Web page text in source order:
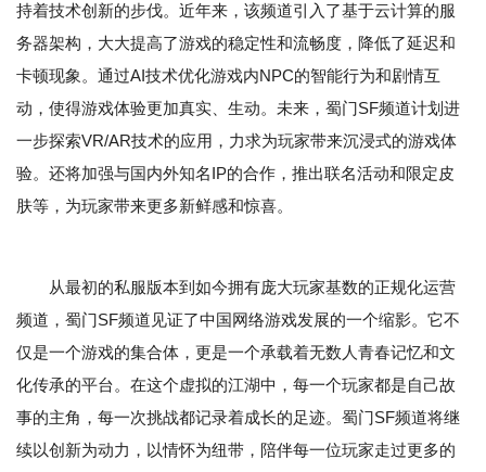
持着技术创新的步伐。近年来，该频道引入了基于云计算的服
务器架构，大大提高了游戏的稳定性和流畅度，降低了延迟和
卡顿现象。通过AI技术优化游戏内NPC的智能行为和剧情互
动，使得游戏体验更加真实、生动。未来，蜀门SF频道计划进
一步探索VR/AR技术的应用，力求为玩家带来沉浸式的游戏体
验。还将加强与国内外知名IP的合作，推出联名活动和限定皮
肤等，为玩家带来更多新鲜感和惊喜。
从最初的私服版本到如今拥有庞大玩家基数的正规化运营
频道，蜀门SF频道见证了中国网络游戏发展的一个缩影。它不
仅是一个游戏的集合体，更是一个承载着无数人青春记忆和文
化传承的平台。在这个虚拟的江湖中，每一个玩家都是自己故
事的主角，每一次挑战都记录着成长的足迹。蜀门SF频道将继
续以创新为动力，以情怀为纽带，陪伴每一位玩家走过更多的